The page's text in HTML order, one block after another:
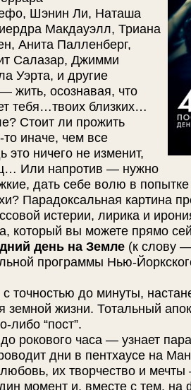
Шэнин Ли, Наташа
Макдауэлл, Триана
Анита Палленберг,
Салазар, Джимми
Уэрта, и другие
жить, осознавая, что
тебя…твоих близких…
Стоит ли прожить
иначе, чем все
ничего не изменит,
Или напротив — нужно
дать себе волю в
Парадоксальная картина
истерии, лирика и
который вы можете прямо
день на Земле (к слову
программы Нью-
точностью до минуты,
земной жизни. Тотальный
либо “пост”.
рокового часа — узнает
дни в пентхаусе на
их творчество и
момент и, вместе с тем,